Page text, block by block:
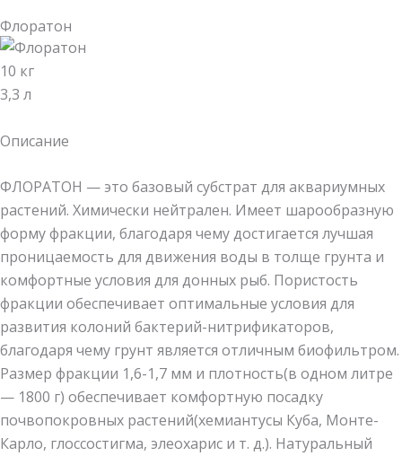
Флоратон
10 кг
3,3 л
Описание
ФЛОРАТОН — это базовый субстрат для аквариумных
растений. Химически нейтрален. Имеет шарообразную
форму фракции, благодаря чему достигается лучшая
проницаемость для движения воды в толще грунта и
комфортные условия для донных рыб. Пористость
фракции обеспечивает оптимальные условия для
развития колоний бактерий-нитрификаторов,
благодаря чему грунт является отличным биофильтром.
Размер фракции 1,6-1,7 мм и плотность(в одном литре
— 1800 г) обеспечивает комфортную посадку
почвопокровных растений(хемиантусы Куба, Монте-
Карло, глоссостигма, элеохарис и т. д.). Натуральный